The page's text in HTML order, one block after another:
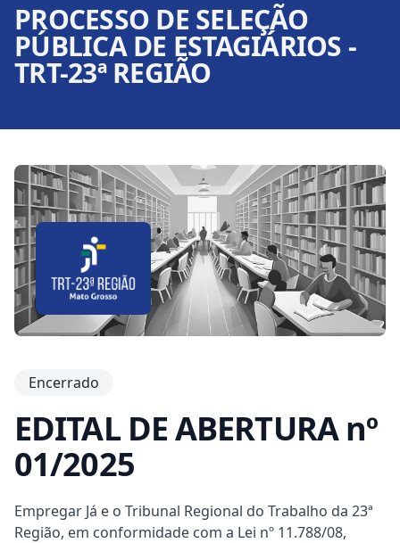
PROCESSO DE SELEÇÃO
PÚBLICA DE ESTAGIÁRIOS -
TRT-23ª REGIÃO
Encerrado
EDITAL DE ABERTURA nº
01/2025
Empregar Já e o Tribunal Regional do Trabalho da 23ª
Região, em conformidade com a Lei nº 11.788/08,